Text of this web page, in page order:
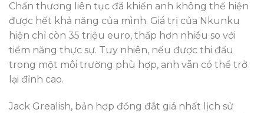
Chấn thương liên tục đã khiến anh không thể hiện
được hết khả năng của mình. Giá trị của Nkunku
hiện chỉ còn 35 triệu euro, thấp hơn nhiều so với
tiềm năng thực sự. Tuy nhiên, nếu được thi đấu
trong một môi trường phù hợp, anh vẫn có thể trở
lại đỉnh cao.
Jack Grealish, bản hợp đồng đắt giá nhất lịch sử